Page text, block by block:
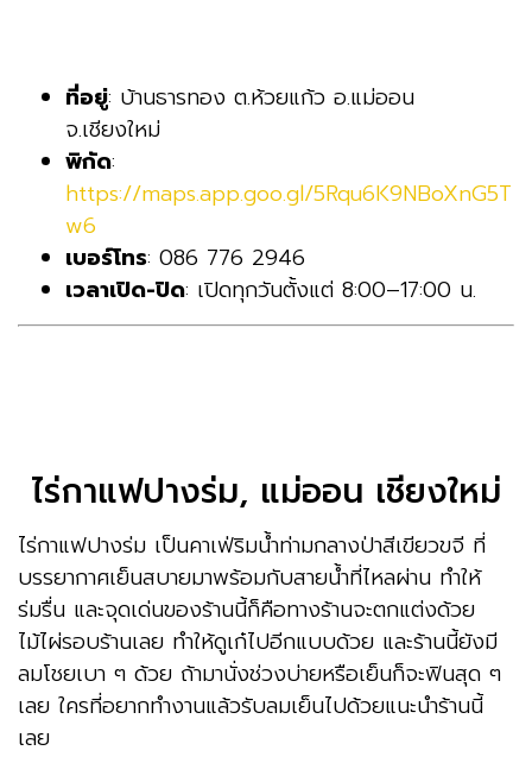
ที่อยู่: บ้านธารทอง ต.ห้วยแก้ว อ.แม่ออน
จ.เชียงใหม่
พิกัด:
https://maps.app.goo.gl/5Rqu6K9NBoXnG5T
w6
เบอร์โทร: 086 776 2946
เวลาเปิด-ปิด: เปิดทุกวันตั้งแต่ 8:00–17:00 น.
ไร่กาแฟปางร่ม, แม่ออน เชียงใหม่
ไร่กาแฟปางร่ม เป็นคาเฟ่ริมน้ำท่ามกลางป่าสีเขียวขจี ที่
บรรยากาศเย็นสบายมาพร้อมกับสายน้ำที่ไหลผ่าน ทำให้
ร่มรื่น และจุดเด่นของร้านนี้ก็คือทางร้านจะตกแต่งด้วย
ไม้ไผ่รอบร้านเลย ทำให้ดูเก๋ไปอีกแบบด้วย และร้านนี้ยังมี
ลมโชยเบา ๆ ด้วย ถ้ามานั่งช่วงบ่ายหรือเย็นก็จะฟินสุด ๆ
เลย ใครที่อยากทำงานแล้วรับลมเย็นไปด้วยแนะนำร้านนี้
เลย